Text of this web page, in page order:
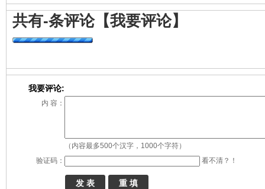
共有-条评论【我要评论】
我要评论:
内 容：
（内容最多500个汉字，1000个字符）
验证码：
看不清？！